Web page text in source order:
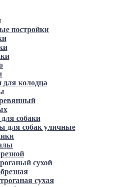
постройки
для колодца
собаки
для собак уличные
сухой
сухая